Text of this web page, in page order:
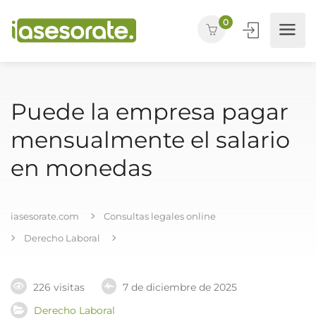
0
Puede la empresa pagar
mensualmente el salario
en monedas
iasesorate.com
Consultas legales online
Derecho Laboral
226 visitas
7 de diciembre de 2025
Derecho Laboral